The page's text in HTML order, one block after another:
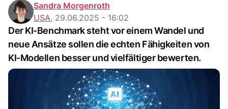
Sandra Morgenroth
USA, 29.06.2025 - 16:02
Der KI-Benchmark steht vor einem Wandel und
neue Ansätze sollen die echten Fähigkeiten von
KI-Modellen besser und vielfältiger bewerten.